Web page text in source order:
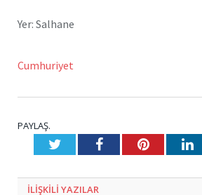
Yer: Salhane
Cumhuriyet
PAYLAŞ.
TwitterFacebookPinterest
ILIŞKILI YAZILAR